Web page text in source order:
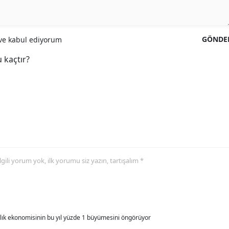
kabul ediyorum
yorum yok, ilk yorumu siz yazın, tartışalım *
ekonomisinin bu yıl yüzde 1 büyümesini öngörüyor